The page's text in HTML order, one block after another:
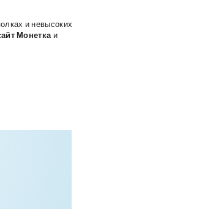
и невысоких
Монетка и